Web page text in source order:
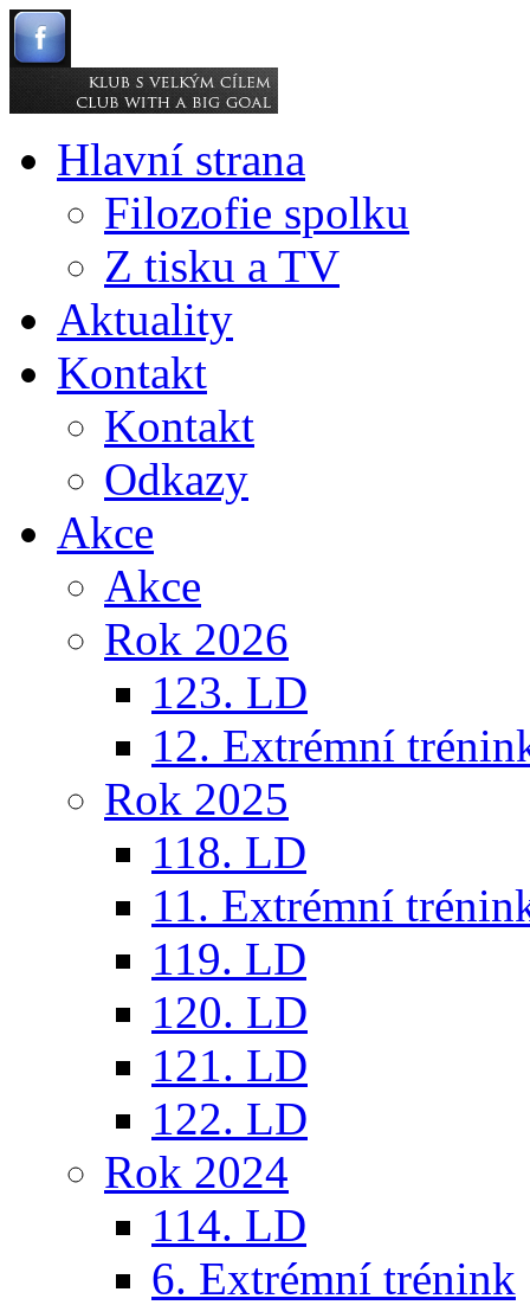
Hlavní strana
Filozofie spolku
Z tisku a TV
Aktuality
Kontakt
Kontakt
Odkazy
Akce
Akce
Rok 2026
123. LD
12. Extrémní
Rok 2025
118. LD
11. Extrémní
119. LD
120. LD
121. LD
122. LD
Rok 2024
114. LD
6. Extrémní trénink